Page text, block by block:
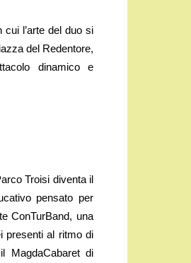
l’arte del duo si
del Redentore,
dinamico e
Troisi diventa il
pensato per
ConTurBand, una
presenti al ritmo di
MagdaCabaret di